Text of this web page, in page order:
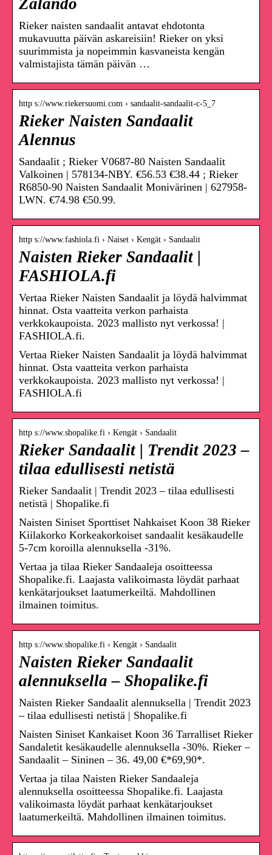
Zalando
Rieker naisten sandaalit antavat ehdotonta
mukavuutta päivän askareisiin! Rieker on yksi
suurimmista ja nopeimmin kasvaneista kengän
valmistajista tämän päivän …
http s://www.riekersuomi.com › sandaalit-sandaalit-c-5_7
Rieker Naisten Sandaalit
Alennus
Sandaalit ; Rieker V0687-80 Naisten Sandaalit
Valkoinen | 578134-NBY. €56.53 €38.44 ; Rieker
R6850-90 Naisten Sandaalit Monivärinen | 627958-
LWN. €74.98 €50.99.
http s://www.fashiola.fi › Naiset › Kengät › Sandaalit
Naisten Rieker Sandaalit |
FASHIOLA.fi
Vertaa Rieker Naisten Sandaalit ja löydä halvimmat
hinnat. Osta vaatteita verkon parhaista
verkkokaupoista. 2023 mallisto nyt verkossa! |
FASHIOLA.fi.
Vertaa Rieker Naisten Sandaalit ja löydä halvimmat
hinnat. Osta vaatteita verkon parhaista
verkkokaupoista. 2023 mallisto nyt verkossa! |
FASHIOLA.fi
http s://www.shopalike.fi › Kengät › Sandaalit
Rieker Sandaalit | Trendit 2023 –
tilaa edullisesti netistä
Rieker Sandaalit | Trendit 2023 – tilaa edullisesti
netistä | Shopalike.fi
Naisten Siniset Sporttiset Nahkaiset Koon 38 Rieker
Kiilakorko Korkeakorkoiset sandaalit kesäkaudelle
5-7cm koroilla alennuksella -31%.
Vertaa ja tilaa Rieker Sandaaleja osoitteessa
Shopalike.fi. Laajasta valikoimasta löydät parhaat
kenkätarjoukset laatumerkeiltä. Mahdollinen
ilmainen toimitus.
http s://www.shopalike.fi › Kengät › Sandaalit
Naisten Rieker Sandaalit
alennuksella – Shopalike.fi
Naisten Rieker Sandaalit alennuksella | Trendit 2023
– tilaa edullisesti netistä | Shopalike.fi
Naisten Siniset Kankaiset Koon 36 Tarralliset Rieker
Sandaletit kesäkaudelle alennuksella -30%. Rieker –
Sandaalit – Sininen – 36. 49,00 €*69,90*.
Vertaa ja tilaa Naisten Rieker Sandaaleja
alennuksella osoitteessa Shopalike.fi. Laajasta
valikoimasta löydät parhaat kenkätarjoukset
laatumerkeiltä. Mahdollinen ilmainen toimitus.